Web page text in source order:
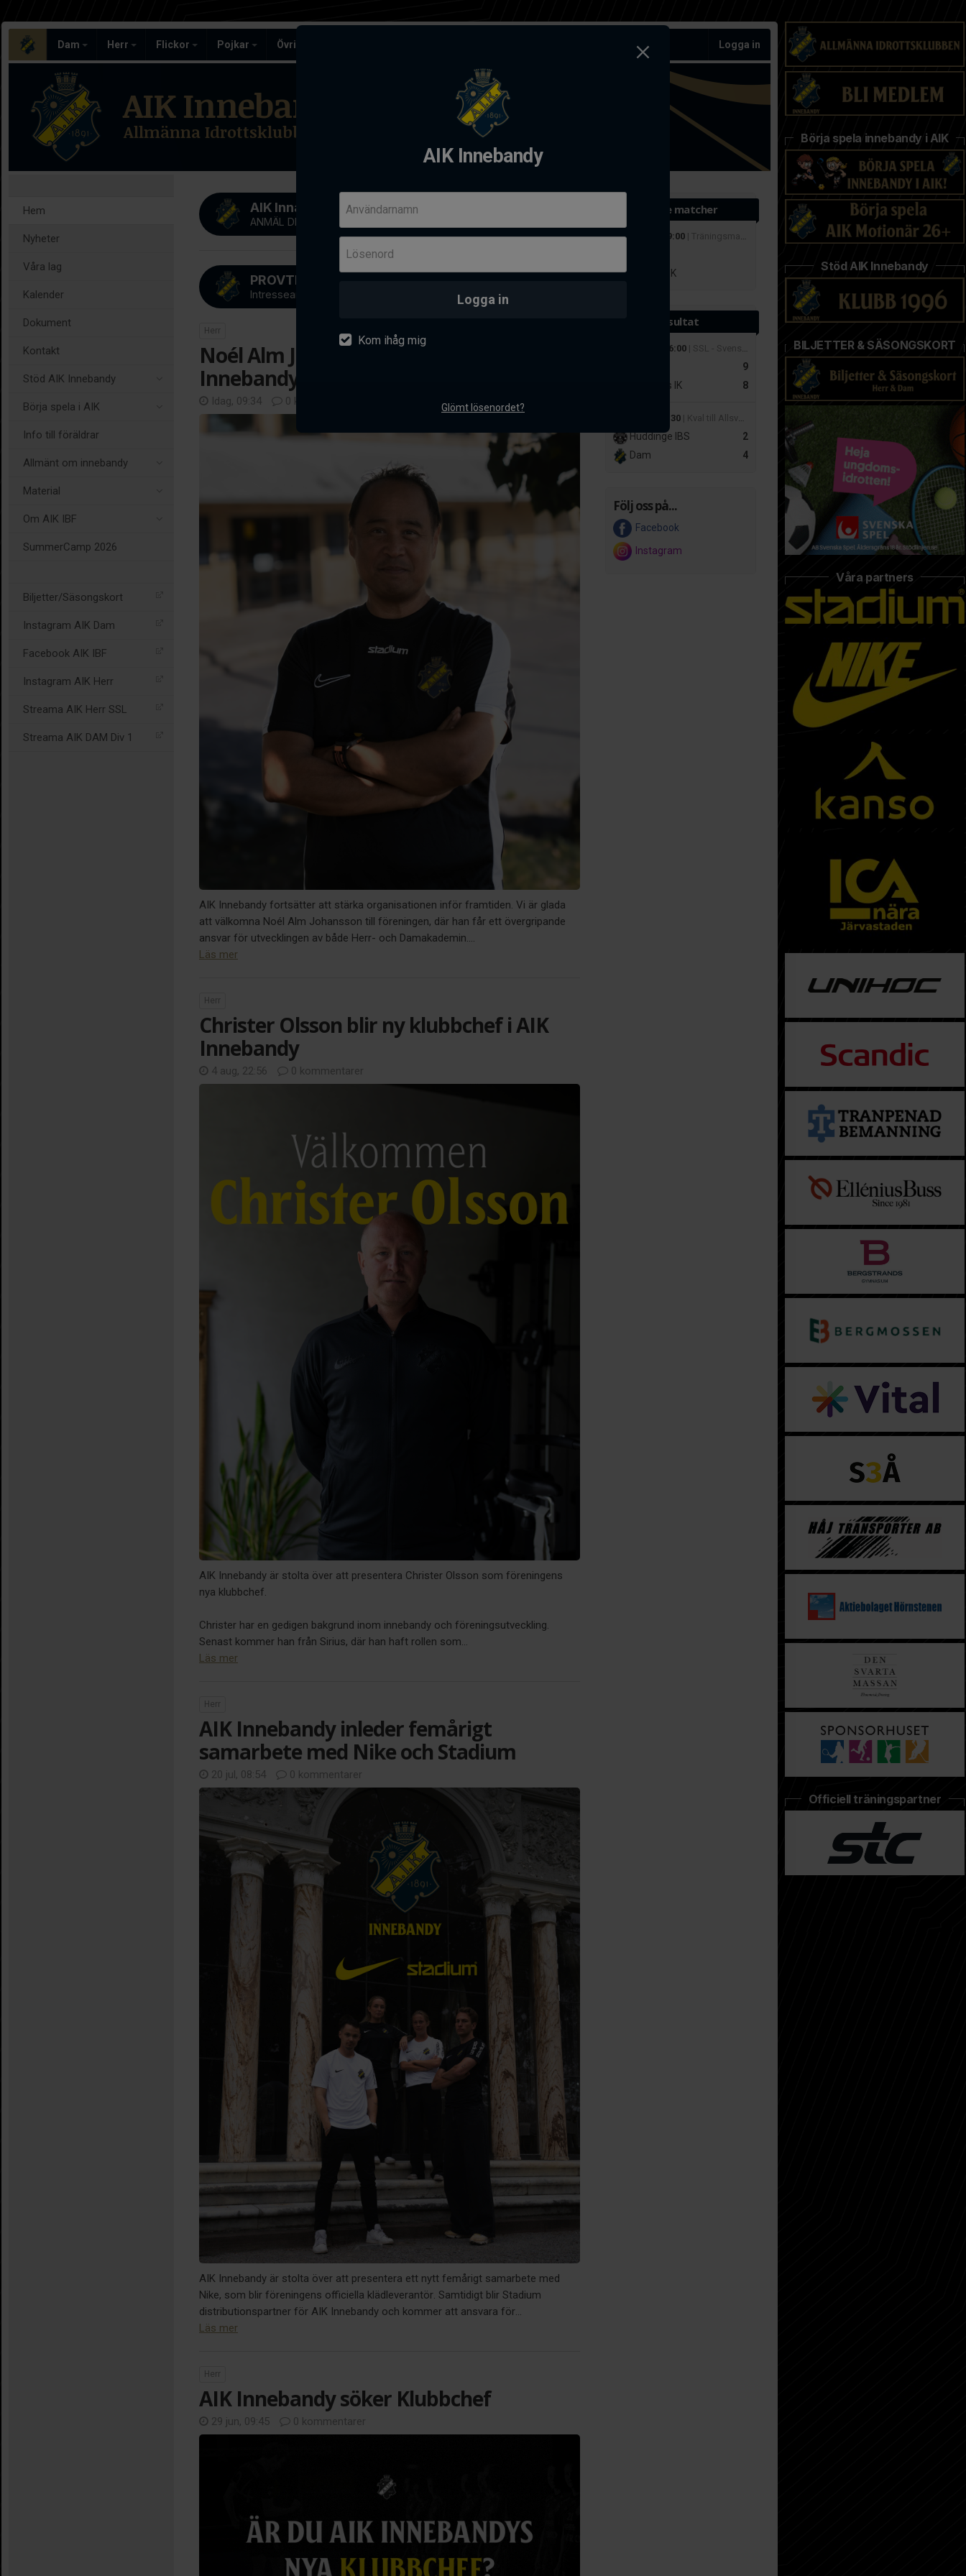
Dam Herr Flickor Pojkar Övriga lag Logga in
AIK Innebandy
Användarnamn
Lösenord
Logga in
Kom ihåg mig
Glömt lösenordet?
AIK Innebandy
Allmänna Idrottsklubben
Hem
Nyheter
Våra lag
Kalender
Dokument
Kontakt
Stöd AIK Innebandy
Börja spela i AIK
Info till föräldrar
Allmänt om innebandy
Material
Om AIK IBF
SummerCamp 2026
Biljetter/Säsongskort
Instagram AIK Dam
Facebook AIK IBF
Instagram AIK Herr
Streama AIK Herr SSL
Streama AIK DAM Div 1
Kommande matcher
Fre 14 aug 19:00 | Träningsmatcher
Skälby IBK
Senaste resultat
Lör 14 mar 16:00 | SSL - Svenska Superligan Herrar
9
8
Hovslätts IK
Ons 8 apr 19:30 | Kval till Allsvenskan Dam – Playoff 2
2
Huddinge IBS
4
Dam
Följ oss på...
Facebook
Instagram
AIK Innabandy Summer camp 2026
ANMÄL DIG NU
Intresseanmälan
Herr
Noél Alm Johansson ansluter till AIK
Innebandys akademiverksamhet
Idag, 09:34 0 kommentarer
AIK Innebandy fortsätter att stärka organisationen inför framtiden. Vi är glada
att välkomna Noél Alm Johansson till föreningen, där han får ett övergripande
ansvar för utvecklingen av både Herr- och Damakademin....
Läs mer
Herr
Christer Olsson blir ny klubbchef i AIK
Innebandy
4 aug, 22:56 0 kommentarer
AIK Innebandy är stolta över att presentera Christer Olsson som föreningens
nya klubbchef.
Christer har en gedigen bakgrund inom innebandy och föreningsutveckling.
Senast kommer han från Sirius, där han haft rollen som...
Läs mer
Herr
AIK Innebandy inleder femårigt
samarbete med Nike och Stadium
20 jul, 08:54 0 kommentarer
AIK Innebandy är stolta över att presentera ett nytt femårigt samarbete med
Nike, som blir föreningens officiella klädleverantör. Samtidigt blir Stadium
distributionspartner för AIK Innebandy och kommer att ansvara för...
Läs mer
Herr
AIK Innebandy söker Klubbchef
29 jun, 09:45 0 kommentarer
Börja spela innebandy i AIK
Stöd AIK Innebandy
BILJETTER & SÄSONGSKORT
Våra partners
Officiell träningspartner